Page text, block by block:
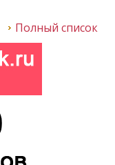
Полный список